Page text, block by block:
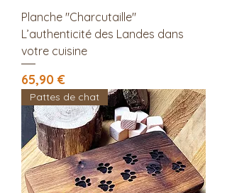
Planche "Charcutaille"
L’authenticité des Landes dans
votre cuisine
Prix
65,90 €
Pattes de chat